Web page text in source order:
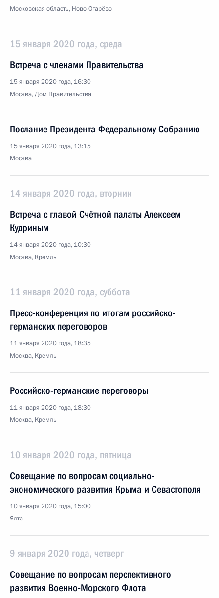
Московская область, Ново-Огарёво
15 января 2020 года, среда
Встреча с членами Правительства
15 января 2020 года, 16:30
Москва, Дом Правительства
Послание Президента Федеральному Собранию
15 января 2020 года, 13:15
Москва
14 января 2020 года, вторник
Встреча с главой Счётной палаты Алексеем
Кудриным
14 января 2020 года, 10:30
Москва, Кремль
11 января 2020 года, суббота
Пресс-конференция по итогам российско-
германских переговоров
11 января 2020 года, 18:35
Москва, Кремль
Российско-германские переговоры
11 января 2020 года, 18:30
Москва, Кремль
10 января 2020 года, пятница
Совещание по вопросам социально-
экономического развития Крыма и Севастополя
10 января 2020 года, 15:00
Ялта
9 января 2020 года, четверг
Совещание по вопросам перспективного
развития Военно-Морского Флота